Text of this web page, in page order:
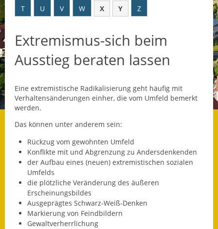
Datenschutz
Datenschutz im
Steueramt
Geschichte und
Gegenwart
Was die Alten noch
Wagner-Werkstatt
Leichte Sprache
T
U V W X Y Z
Extremismus-sich beim
Ausstieg beraten lassen
Eine extremistische Radikalisierung geht häufig mit
Verhaltensänderungen einher, die vom Umfeld bemerkt
werden.
Das können unter anderem sein:
Rückzug vom gewohnten Umfeld
Konflikte mit und Abgrenzung zu Andersdenkenden
der Aufbau eines (neuen) extremistischen sozialen
Umfelds
die plötzliche Veränderung des äußeren
Erscheinungsbildes
Ausgeprägtes Schwarz-Weiß-Denken
Markierung von Feindbildern
Gewaltverherrlichung